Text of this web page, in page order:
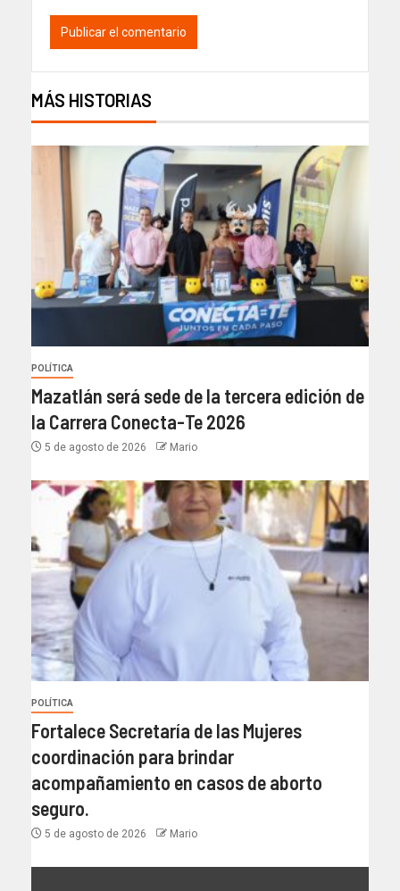
MÁS HISTORIAS
POLÍTICA
Mazatlán será sede de la tercera edición de
la Carrera Conecta-Te 2026
5 de agosto de 2026 Mario
POLÍTICA
Fortalece Secretaría de las Mujeres
coordinación para brindar
acompañamiento en casos de aborto
seguro.
5 de agosto de 2026 Mario